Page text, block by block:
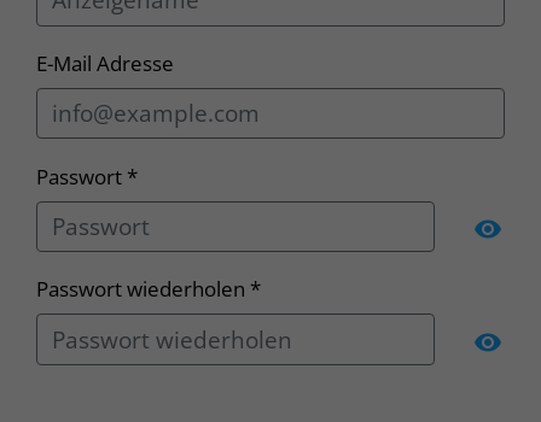
E-Mail Adresse
Passwort *
Passwort wiederholen *